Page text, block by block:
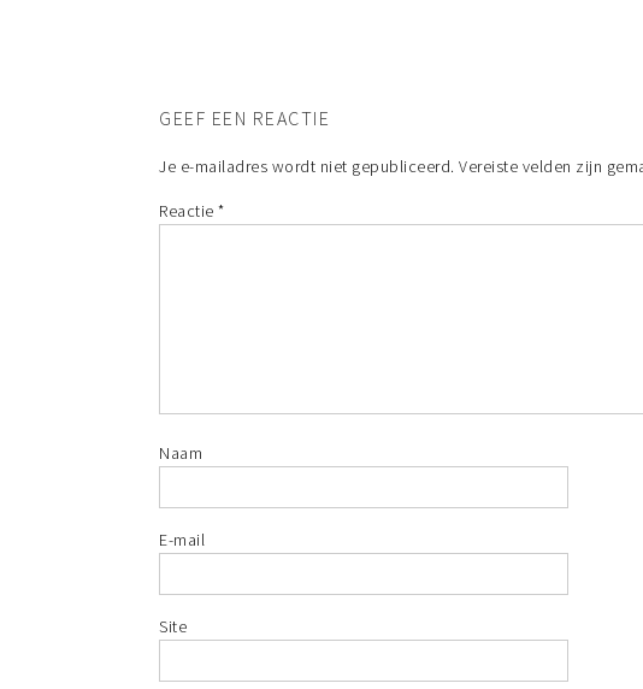
GEEF EEN REACTIE
Je e-mailadres wordt niet gepubliceerd. Vereiste velden zijn
Reactie *
Naam
E-mail
Site